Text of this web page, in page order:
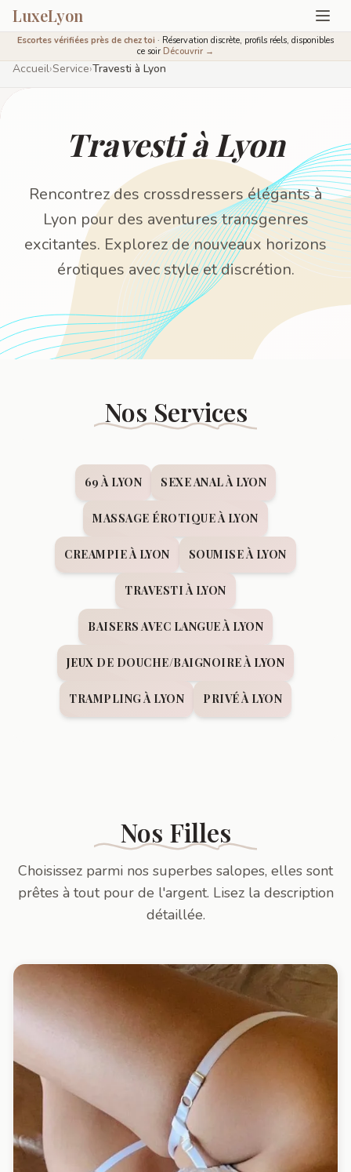
LuxeLyon
Accueil›Service›Travesti à Lyon
Travesti à Lyon
Rencontrez des crossdressers élégants à
Lyon pour des aventures transgenres
excitantes. Explorez de nouveaux horizons
érotiques avec style et discrétion.
Nos Services
69 À LYON SEXE ANAL À LYON
MASSAGE ÉROTIQUE À LYON
CREAMPIE À LYON SOUMISE À LYON
TRAVESTI À LYON
BAISERS AVEC LANGUE À LYON
JEUX DE DOUCHE/BAIGNOIRE À LYON
TRAMPLING À LYON PRIVÉ À LYON
Nos Filles
Choisissez parmi nos superbes salopes, elles sont
prêtes à tout pour de l'argent. Lisez la description
détaillée.
Escortes vérifiées près de chez toi · Réservation discrète, profils réels, disponibles
ce soir Découvrir →